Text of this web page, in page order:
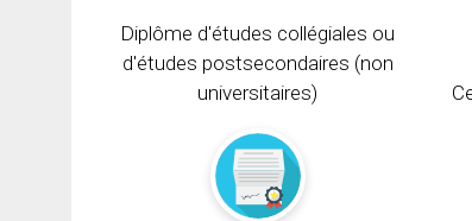
Diplôme d'études collégiales ou
d'études postsecondaires (non
universitaires)